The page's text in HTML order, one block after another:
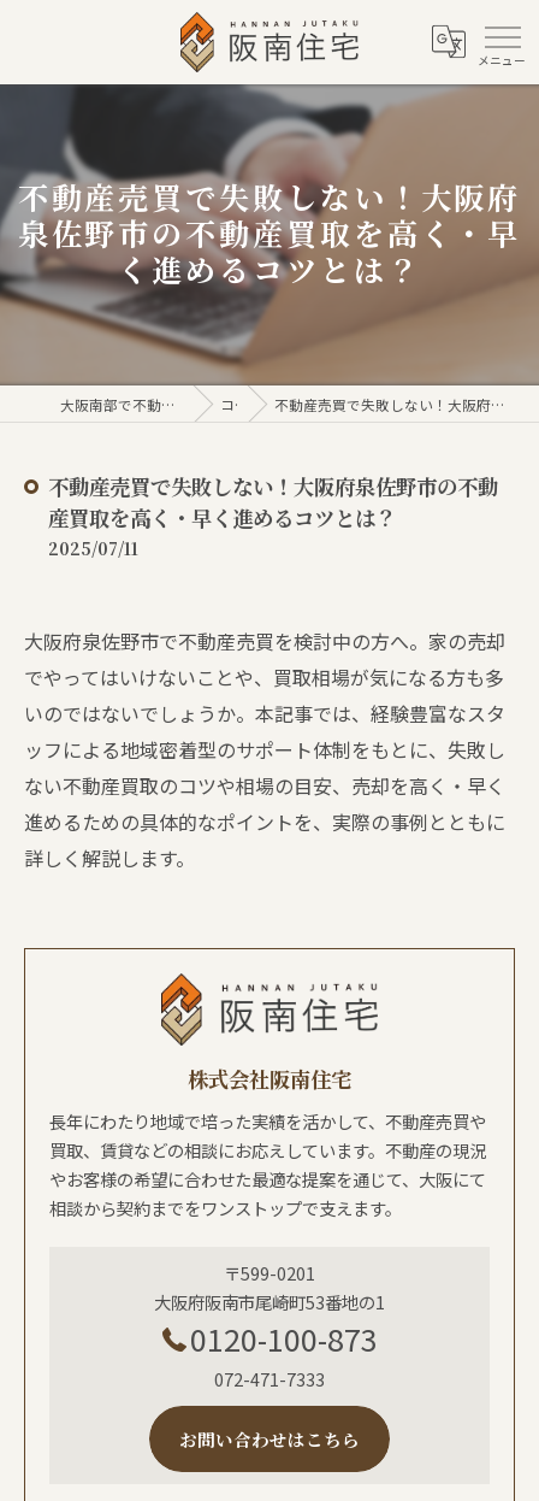
不動産売買で失敗しない！大阪府
泉佐野市の不動産買取を高く・早
く進めるコツとは？
大阪南部で不動産売買なら株式会社阪南住宅 コラム 不動産売買で失敗しない！大阪府泉佐野市の不動産買取を高く・早く進めるコツとは？
不動産売買で失敗しない！大阪府泉佐野市の不動
産買取を高く・早く進めるコツとは？
2025/07/11
大阪府泉佐野市で不動産売買を検討中の方へ。家の売却
でやってはいけないことや、買取相場が気になる方も多
いのではないでしょうか。本記事では、経験豊富なスタ
ッフによる地域密着型のサポート体制をもとに、失敗し
ない不動産買取のコツや相場の目安、売却を高く・早く
進めるための具体的なポイントを、実際の事例とともに
詳しく解説します。
株式会社阪南住宅
長年にわたり地域で培った実績を活かして、不動産売買や
買取、賃貸などの相談にお応えしています。不動産の現況
やお客様の希望に合わせた最適な提案を通じて、大阪にて
相談から契約までをワンストップで支えます。
〒599-0201
大阪府阪南市尾崎町53番地の1
0120-100-873
072-471-7333
お問い合わせはこちら